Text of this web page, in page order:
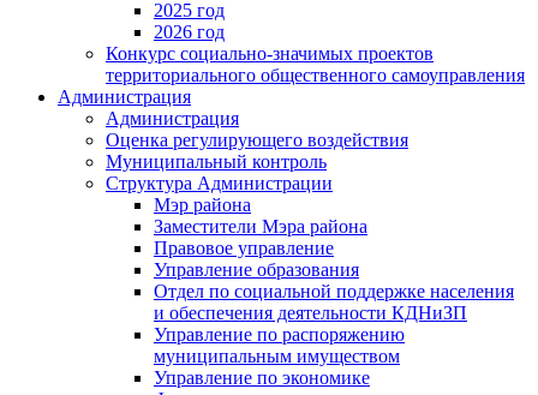
2025 год
2026 год
Конкурс социально-значимых проектов
территориального общественного самоуправления
Администрация
Администрация
Оценка регулирующего воздействия
Муниципальный контроль
Структура Администрации
Мэр района
Заместители Мэра района
Правовое управление
Управление образования
Отдел по социальной поддержке населения
и обеспечения деятельности КДНиЗП
Управление по распоряжению
муниципальным имуществом
Управление по экономике